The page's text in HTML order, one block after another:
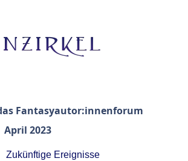
Fantasyautor:innenforum
April 2023
Zukünftige Ereignisse